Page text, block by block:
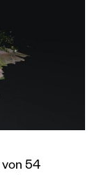
54